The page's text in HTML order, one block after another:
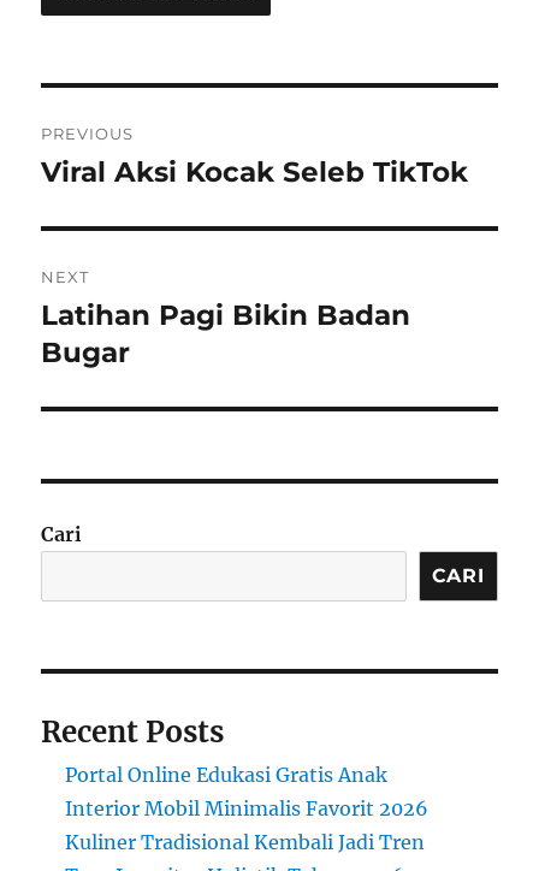
pos
PREVIOUS
Previous
Viral Aksi Kocak Seleb TikTok
NEXT
Next
post:
Latihan Pagi Bikin Badan
Bugar
Cari
CARI
Recent Posts
Portal Online Edukasi Gratis Anak
Interior Mobil Minimalis Favorit 2026
Kuliner Tradisional Kembali Jadi Tren